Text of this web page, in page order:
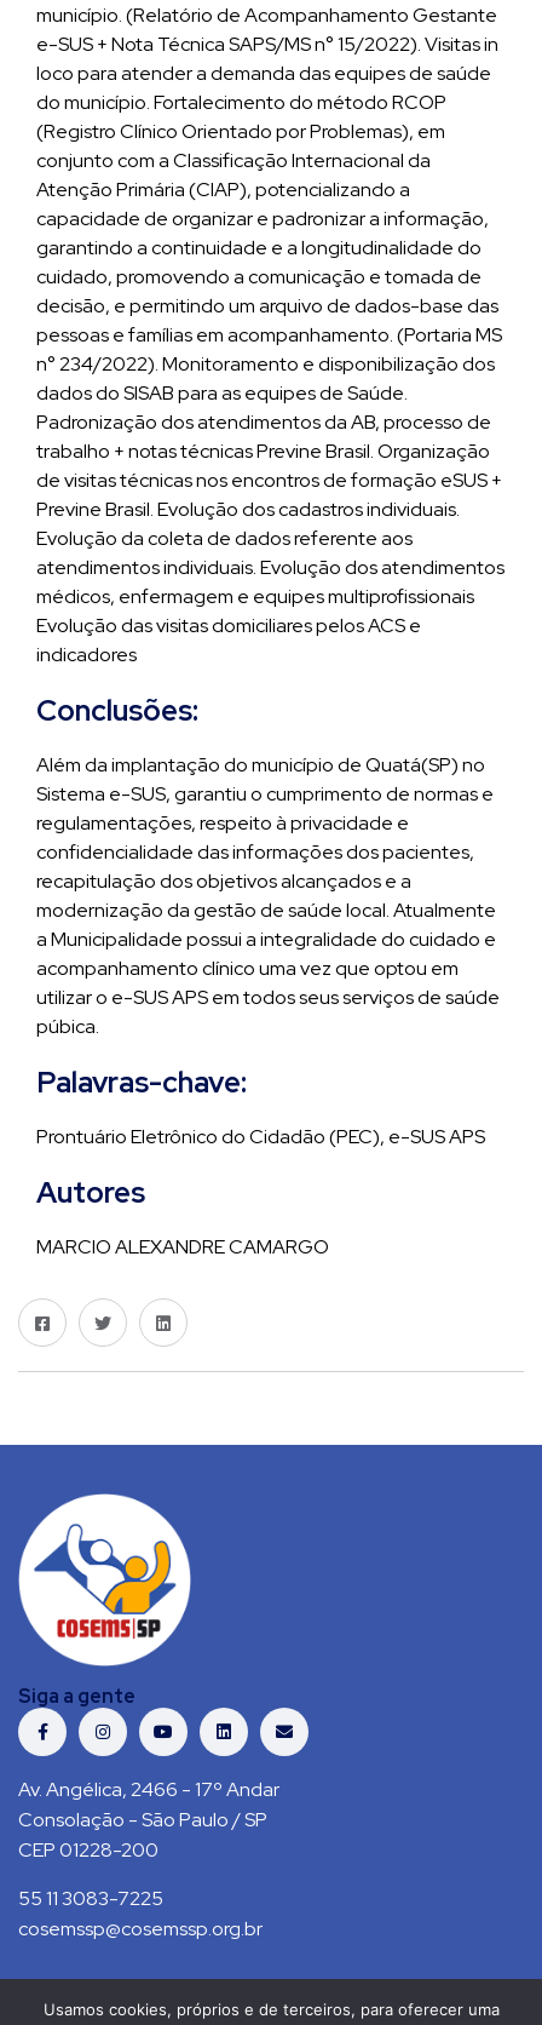
município. (Relatório de Acompanhamento Gestante
e-SUS + Nota Técnica SAPS/MS n° 15/2022). Visitas in
loco para atender a demanda das equipes de saúde
do município. Fortalecimento do método RCOP
(Registro Clínico Orientado por Problemas), em
conjunto com a Classificação Internacional da
Atenção Primária (CIAP), potencializando a
capacidade de organizar e padronizar a informação,
garantindo a continuidade e a longitudinalidade do
cuidado, promovendo a comunicação e tomada de
decisão, e permitindo um arquivo de dados-base das
pessoas e famílias em acompanhamento. (Portaria MS
n° 234/2022). Monitoramento e disponibilização dos
dados do SISAB para as equipes de Saúde.
Padronização dos atendimentos da AB, processo de
trabalho + notas técnicas Previne Brasil. Organização
de visitas técnicas nos encontros de formação eSUS +
Previne Brasil. Evolução dos cadastros individuais.
Evolução da coleta de dados referente aos
atendimentos individuais. Evolução dos atendimentos
médicos, enfermagem e equipes multiprofissionais
Evolução das visitas domiciliares pelos ACS e
indicadores
Conclusões:
Além da implantação do município de Quatá(SP) no
Sistema e-SUS, garantiu o cumprimento de normas e
regulamentações, respeito à privacidade e
confidencialidade das informações dos pacientes,
recapitulação dos objetivos alcançados e a
modernização da gestão de saúde local. Atualmente
a Municipalidade possui a integralidade do cuidado e
acompanhamento clínico uma vez que optou em
utilizar o e-SUS APS em todos seus serviços de saúde
púbica.
Palavras-chave:
Prontuário Eletrônico do Cidadão (PEC), e-SUS APS
Autores
MARCIO ALEXANDRE CAMARGO
Siga a gente
Av. Angélica, 2466 - 17º Andar
Consolação - São Paulo / SP
CEP 01228-200
55 11 3083-7225
cosemssp@cosemssp.org.br
Usamos cookies, próprios e de terceiros, para oferecer uma